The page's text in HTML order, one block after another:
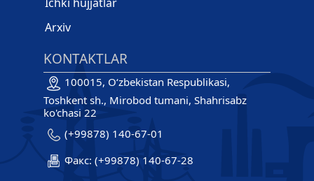
Arxiv
KONTAKTLAR
100015, O‘zbekistan Respublikasi,
Toshkent sh., Mirobod tumani, Shahrisabz
ko'chasi 22
(+99878) 140-67-01
Факс: (+99878) 140-67-28